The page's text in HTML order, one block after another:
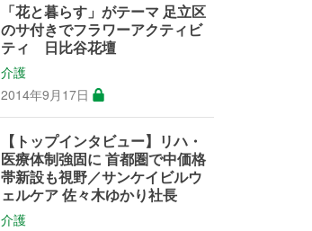
「花と暮らす」がテーマ 足立区
のサ付きでフラワーアクティビ
ティ 日比谷花壇
介護
2014年9月17日
【トップインタビュー】リハ・
医療体制強固に 首都圏で中価格
帯新設も視野／サンケイビルウ
ェルケア 佐々木ゆかり社長
介護